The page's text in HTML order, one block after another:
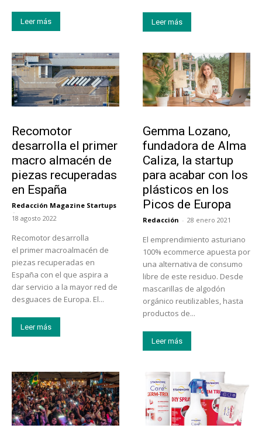
Leer más Leer más
Recomotor
desarrolla el primer
macro almacén de
piezas recuperadas
en España
Redacción Magazine Startups
-
18 agosto 2022
Recomotor desarrolla
el primer macroalmacén de
piezas recuperadas en
España con el que aspira a
dar servicio a la mayor red de
desguaces de Europa. El...
Leer más
Gemma Lozano,
fundadora de Alma
Caliza, la startup
para acabar con los
plásticos en los
Picos de Europa
Redacción - 28 enero 2021
El emprendimiento asturiano
100% ecommerce apuesta por
una alternativa de consumo
libre de este residuo. Desde
mascarillas de algodón
orgánico reutilizables, hasta
productos de...
Leer más